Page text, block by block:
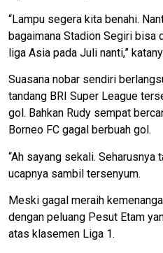
“Lampu segera kita benahi.
bagaimana Stadion Segiri bisa
liga Asia pada Juli nanti,”
Suasana nobar sendiri
tandang BRI Super League
gol. Bahkan Rudy sempat
Borneo FC gagal berbuah gol.
“Ah sayang sekali. Seharusnya
ucapnya sambil tersenyum.
Meski gagal meraih
dengan peluang Pesut Etam
atas klasemen Liga 1.